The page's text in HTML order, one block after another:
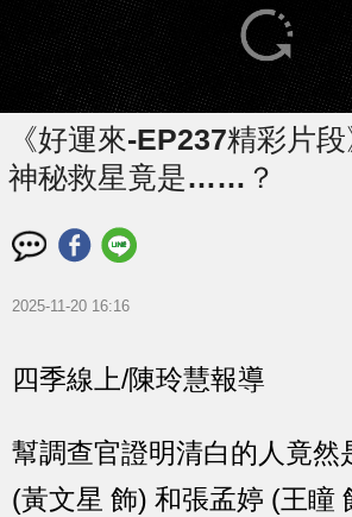
《好運來-EP237精彩片
神秘救星竟是……？
2025-11-20 16:16
四季線上/陳玲慧報導
幫調查官證明清白的人竟然
(黃文星 飾) 和張孟婷 (王瞳